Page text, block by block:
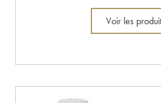
Voir les